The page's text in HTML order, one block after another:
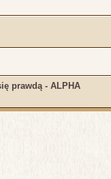
prawdą - ALPHA